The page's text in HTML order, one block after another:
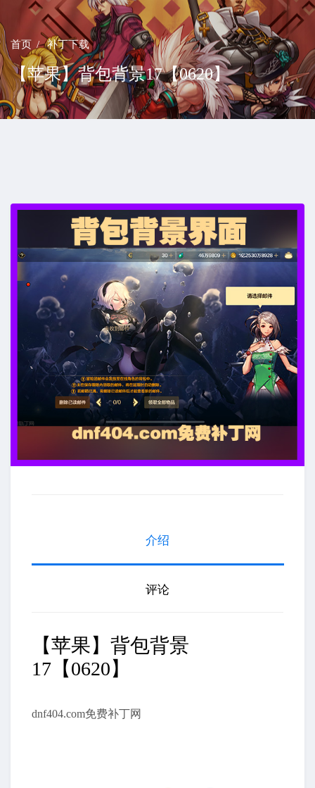
首页 补丁下载
【苹果】背包背景17【0620】
介绍
评论
【苹果】背包背景
17【0620】
dnf404.com免费补丁网